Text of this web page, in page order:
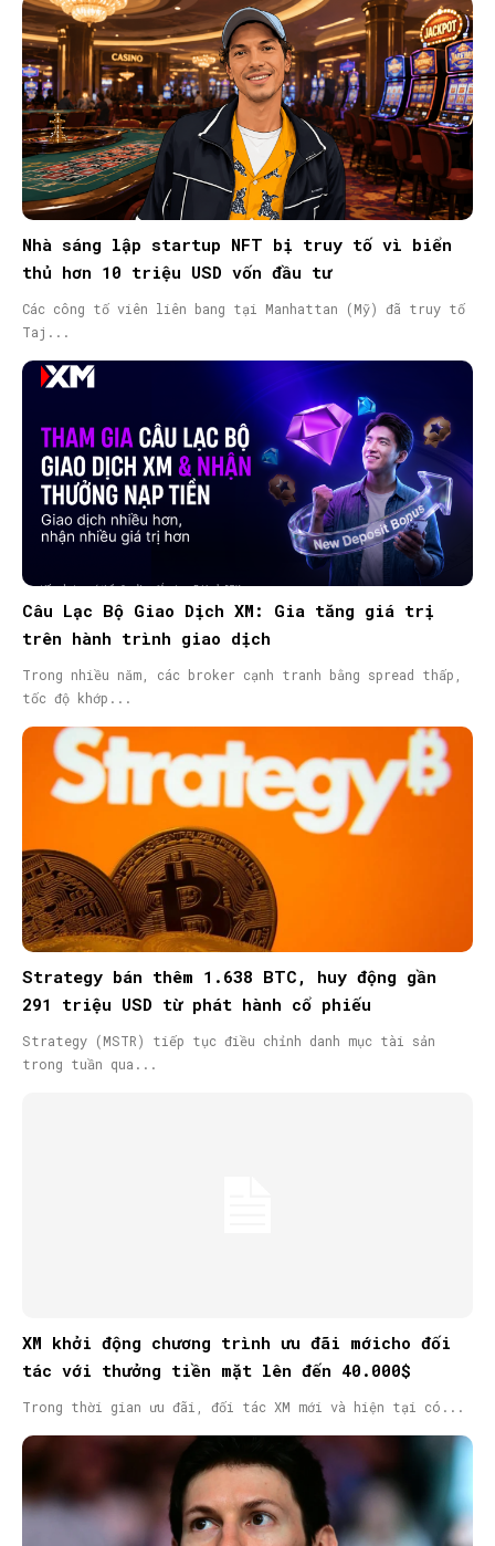
Nhà sáng lập startup NFT bị truy tố vì biển
thủ hơn 10 triệu USD vốn đầu tư
Các công tố viên liên bang tại Manhattan (Mỹ) đã truy tố
Taj...
Câu Lạc Bộ Giao Dịch XM: Gia tăng giá trị
trên hành trình giao dịch
Trong nhiều năm, các broker cạnh tranh bằng spread thấp,
tốc độ khớp...
Strategy bán thêm 1.638 BTC, huy động gần
291 triệu USD từ phát hành cổ phiếu
Strategy (MSTR) tiếp tục điều chỉnh danh mục tài sản
trong tuần qua...
XM khởi động chương trình ưu đãi mớicho đối
tác với thưởng tiền mặt lên đến 40.000$
Trong thời gian ưu đãi, đối tác XM mới và hiện tại có...